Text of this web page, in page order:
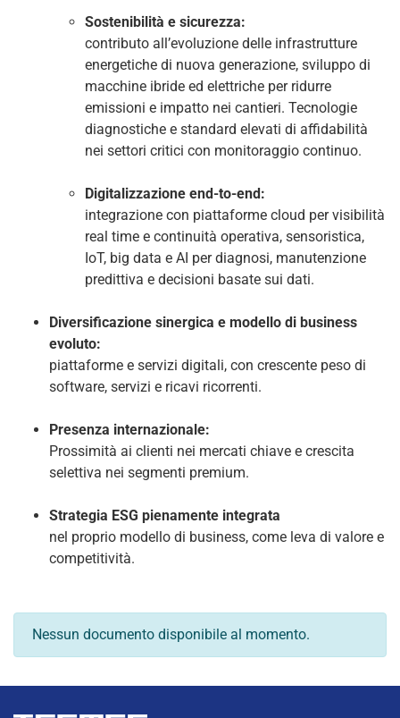
Sostenibilità e sicurezza:
contributo all’evoluzione delle infrastrutture
energetiche di nuova generazione, sviluppo di
macchine ibride ed elettriche per ridurre
emissioni e impatto nei cantieri. Tecnologie
diagnostiche e standard elevati di affidabilità
nei settori critici con monitoraggio continuo.
Digitalizzazione end-to-end:
integrazione con piattaforme cloud per visibilità
real time e continuità operativa, sensoristica,
IoT, big data e AI per diagnosi, manutenzione
predittiva e decisioni basate sui dati.
Diversificazione sinergica e modello di business
evoluto:
piattaforme e servizi digitali, con crescente peso di
software, servizi e ricavi ricorrenti.
Presenza internazionale:
Prossimità ai clienti nei mercati chiave e crescita
selettiva nei segmenti premium.
Strategia ESG pienamente integrata
nel proprio modello di business, come leva di valore e
competitività.
Nessun documento disponibile al momento.